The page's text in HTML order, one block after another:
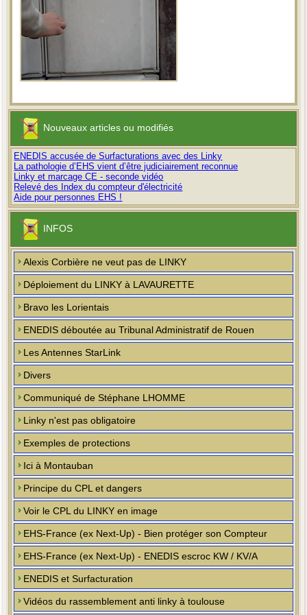
Nouveaux articles ou modifiés
ENEDIS accusée de Surfacturations avec des Linky
La pathologie d’EHS vient d’être judiciairement reconnue
Linky et marcage CE - seconde vidéo
Relevé des Index du compteur d'électricité
Aide pour personnes EHS !
INFOS
Alexis Corbière ne veut pas de LINKY
Déploiement du LINKY à LAVAURETTE
Bravo les Lorientais
ENEDIS déboutée au Tribunal Administratif de Rouen
Les Antennes StarLink
Divers
Communiqué de Stéphane LHOMME
Linky n'est pas obligatoire
Exemples de protections
Ici à Montauban
Principe du CPL et dangers
Voir le CPL du LINKY en image
EHS-France (ex Next-Up) - Bien protéger son Compteur
EHS-France (ex Next-Up) - ENEDIS escroc KW / KV/A
ENEDIS et Surfacturation
Vidéos du rassemblement anti linky à toulouse